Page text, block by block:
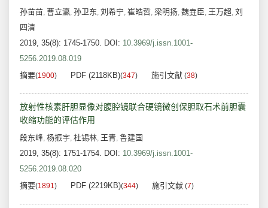
孙苗苗, 曹立瀛, 孙卫东, 刘希宁, 崔皓哲, 梁明扬, 魏垚臣, 王万超, 刘
四清
2019, 35(8): 1745-1750. DOI: 10.3969/j.issn.1001-
5256.2019.08.019
摘要(1900) PDF (2118KB)(347) 施引文献 (38)
放射性核素肝胆显像对腹腔镜联合硬镜微创保胆取石术前胆囊
收缩功能的评估作用
段东峰, 杨振宇, 杜锡林, 王青, 鲁建国
2019, 35(8): 1751-1754. DOI: 10.3969/j.issn.1001-
5256.2019.08.020
摘要(1891) PDF (2219KB)(344) 施引文献 (7)